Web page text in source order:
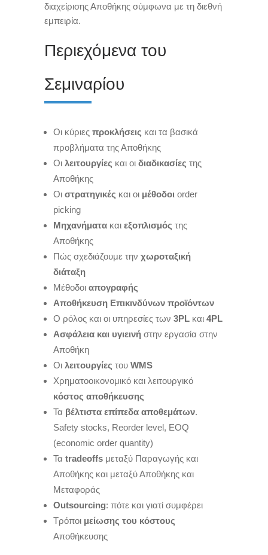
διαχείρισης Αποθήκης σύμφωνα με τη διεθνή
εμπειρία.
Περιεχόμενα του
Σεμιναρίου
Οι κύριες προκλήσεις και τα βασικά
προβλήματα της Αποθήκης
Οι λειτουργίες και οι διαδικασίες της
Αποθήκης
Οι στρατηγικές και οι μέθοδοι order
picking
Μηχανήματα και εξοπλισμός της
Αποθήκης
Πώς σχεδιάζουμε την χωροταξική
διάταξη
Μέθοδοι απογραφής
Αποθήκευση Επικινδύνων προϊόντων
Ο ρόλος και οι υπηρεσίες των 3PL και 4PL
Ασφάλεια και υγιεινή στην εργασία στην
Αποθήκη
Oι λειτουργίες του WMS
Χρηματοοικονομικό και λειτουργικό
κόστος αποθήκευσης
Τα βέλτιστα επίπεδα αποθεμάτων.
Safety stocks, Reorder level, EOQ
(economic order quantity)
Τα tradeoffs μεταξύ Παραγωγής και
Αποθήκης και μεταξύ Αποθήκης και
Μεταφοράς
Outsourcing: πότε και γιατί συμφέρει
Τρόποι μείωσης του κόστους
Αποθήκευσης